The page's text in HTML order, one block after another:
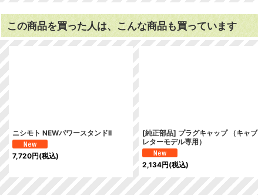
この商品を買った人は、こんな商品も買っています
ニシモト NEWパワースタンドII
7,720円(税込)
[純正部品] プラグキャップ （キャブ
レターモデル専用）
2,134円(税込)